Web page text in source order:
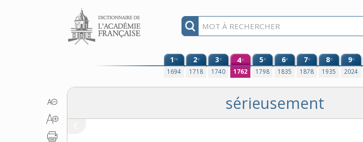
Aller au contenu
1re
1694
2e
1718
3e
1740
4e
1762
5e
1798
6e
1835
7e
1878
8e
1935
9e
2024
sérieusement